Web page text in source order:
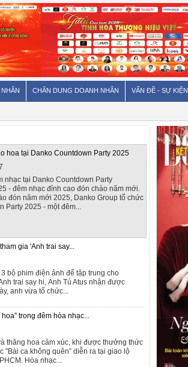
CHÂN DUNG DOANH NHÂN VẤN ĐỀ - SỰ KIỆN
hoa tại Danko Countdown Party 2025
nhạc tại Danko Countdown Party
- đêm nhạc đỉnh cao đón chào năm mới.
đón năm mới 2025, Danko Group tổ chức
Party 2025 - một đêm...
gia 'Anh trai say...
bộ phim điện ảnh để tập trung cho
trai say hi, Anh Tú Atus nhận được
anh vừa tổ chức...
trong đêm hòa nhạc...
thăng hoa cảm xúc, khi được thưởng thức
"Bài ca không quên” diễn ra tại giao lộ
Hòa nhạc...